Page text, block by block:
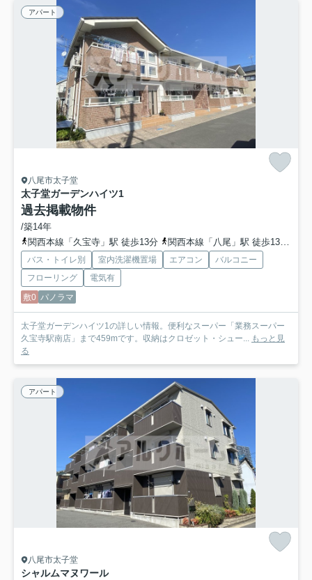
アパート
八尾市太子堂
太子堂ガーデンハイツ1
過去掲載物件
/築14年
関西本線「久宝寺」駅 徒歩13分
関西本線「八尾」駅 徒歩13分
バス・トイレ別 室内洗濯機置場 エアコン
バルコニー
フローリング
電気有
敷0 パノラマ
太子堂ガーデンハイツ1の詳しい情報。便利なスーパー「業務スーパー
久宝寺駅南店」まで459mです。収納はクロゼット・シュー... もっと見
る
アパート
八尾市太子堂
シャルムマヌワール